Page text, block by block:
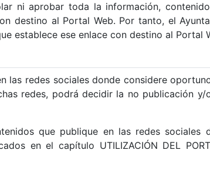
ni aprobar toda la información,
destino al Portal Web. Por tanto, el
establece ese enlace con destino al Portal
las redes sociales donde considere
redes, podrá decidir la no publicación
que publique en las redes sociales
en el capítulo UTILIZACIÓN DEL